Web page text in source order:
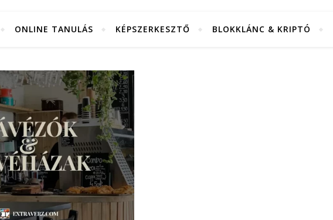
ONLINE TANULÁS KÉPSZERKESZTŐ BLOKKLÁNC & KRIPTÓ